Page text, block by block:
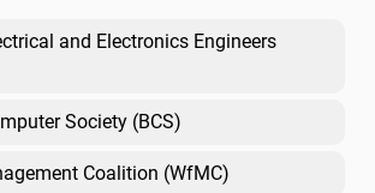
and Electronics Engineers
Society (BCS)
Coalition (WfMC)